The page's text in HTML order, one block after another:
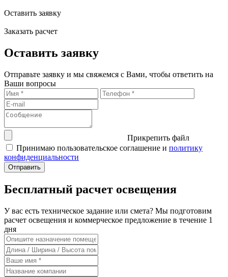
Оставить заявку
Заказать расчет
Оставить заявку
Отправьте заявку и мы свяжемся с Вами, чтобы ответить на
Ваши вопросы
Прикрепить файл
Принимаю пользовательское соглашение и политику
конфиденциальности
Бесплатный расчет освещения
У вас есть техническое задание или смета? Мы подготовим
расчет освещения и коммерческое предложение в течение 1
дня